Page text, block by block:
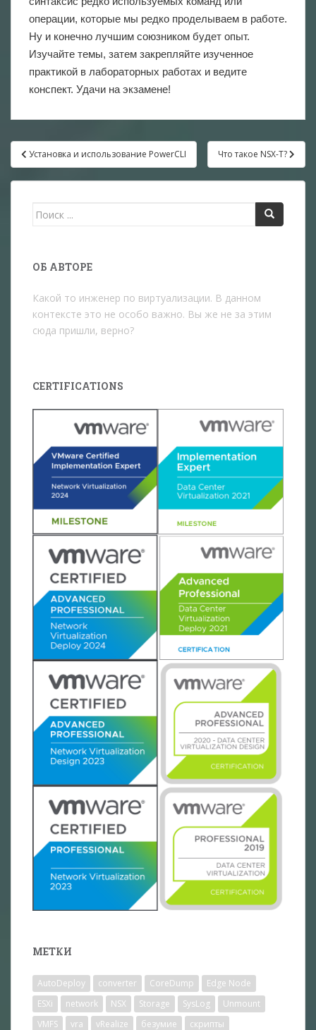
операции, которые мы редко проделываем в работе.
Ну и конечно лучшим союзником будет опыт.
Изучайте темы, затем закрепляйте изученное
практикой в лабораторных работах и ведите
конспект. Удачи на экзамене!
Навигация
по
записям
Установка и использование PowerCLI Что такое NSX-T?
Поиск
ОБ АВТОРЕ
Какой то инженер по виртуализации. В данном
контексте это не особо важно. Вы же не за этим
сюда пришли, верно?
CERTIFICATIONS
МЕТКИ
AutoDeploy converter CoreDump
Edge Node
ESXi
network NSX Storage SysLog
Unmount
VMFS
vra vRealize безумие скрипты